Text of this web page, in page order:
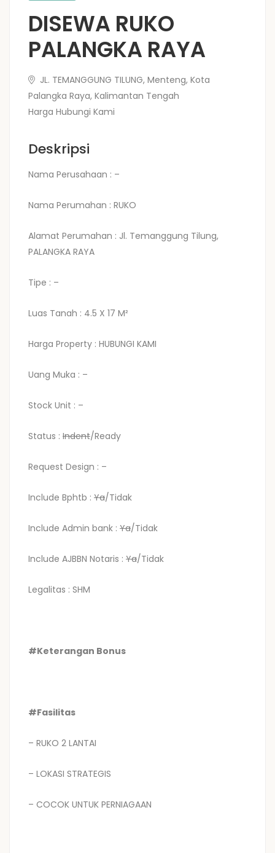
DISEWA RUKO
PALANGKA RAYA
JL. TEMANGGUNG TILUNG, Menteng, Kota
Palangka Raya, Kalimantan Tengah
Harga Hubungi Kami
Deskripsi
Nama Perusahaan : –
Nama Perumahan : RUKO
Alamat Perumahan : Jl. Temanggung Tilung,
PALANGKA RAYA
Tipe : –
Luas Tanah : 4.5 X 17 M²
Harga Property : HUBUNGI KAMI
Uang Muka : –
Stock Unit : –
Status : Indent/Ready
Request Design : –
Include Bphtb : Ya/Tidak
Include Admin bank : Ya/Tidak
Include AJBBN Notaris : Ya/Tidak
Legalitas : SHM
#Keterangan Bonus
#Fasilitas
– RUKO 2 LANTAI
– LOKASI STRATEGIS
– COCOK UNTUK PERNIAGAAN